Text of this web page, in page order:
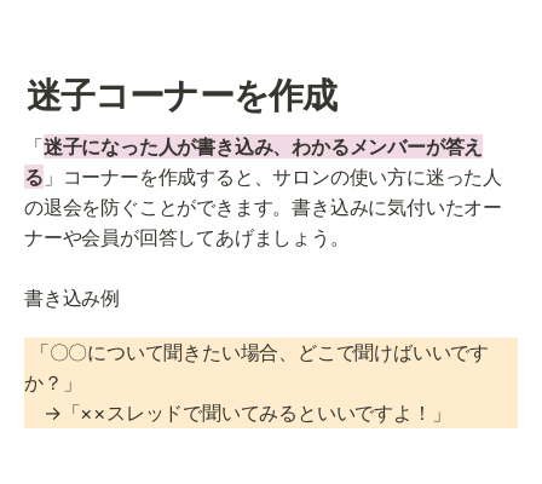
迷子コーナーを作成
「迷子になった人が書き込み、わかるメンバーが答え
る 」コーナーを作成すると、サロンの使い方に迷った人
の退会を防ぐことができます。書き込みに気付いたオー
ナーや会員が回答してあげましょう。
書き込み例
「〇〇について聞きたい場合、どこで聞けばいいです
か？」
→「××スレッドで聞いてみるといいですよ！」